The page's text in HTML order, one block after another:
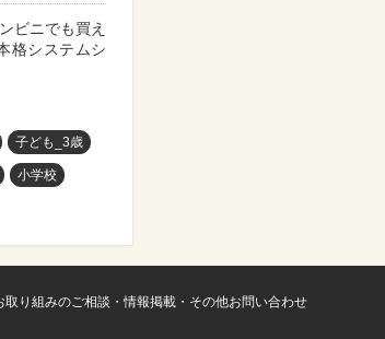
ビニでも買え
格システムシ
子ども_3歳
小学校
取り組みのご相談・情報掲載・その他お問い合わせ